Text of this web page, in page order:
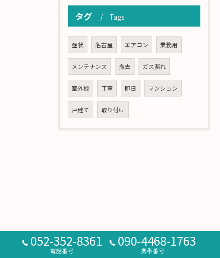
タグ Tags
症状 名古屋 エアコン 業務用
メンテナンス 撤去 ガス漏れ
室外機 丁寧 即日 マンション
戸建て 取り付け
052-352-8361
電話番号
090-4468-1763
携帯番号